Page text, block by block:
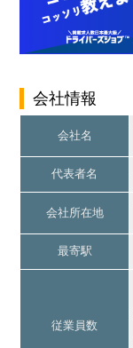
会社情報
会社名
代表者名
会社所在地
最寄駅
従業員数